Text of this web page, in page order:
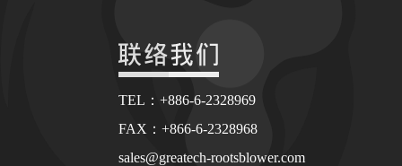
TEL：+886-6-2328969
FAX：+866-6-2328968
sales@greatech-rootsblower.com